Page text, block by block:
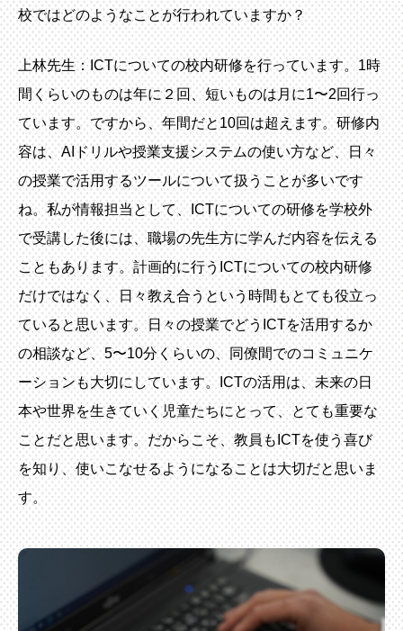
校ではどのようなことが行われていますか？
上林先生：ICTについての校内研修を行っています。1時
間くらいのものは年に２回、短いものは月に1〜2回行っ
ています。ですから、年間だと10回は超えます。研修内
容は、AIドリルや授業支援システムの使い方など、日々
の授業で活用するツールについて扱うことが多いです
ね。私が情報担当として、ICTについての研修を学校外
で受講した後には、職場の先生方に学んだ内容を伝える
こともあります。計画的に行うICTについての校内研修
だけではなく、日々教え合うという時間もとても役立っ
ていると思います。日々の授業でどうICTを活用するか
の相談など、5〜10分くらいの、同僚間でのコミュニケ
ーションも大切にしています。ICTの活用は、未来の日
本や世界を生きていく児童たちにとって、とても重要な
ことだと思います。だからこそ、教員もICTを使う喜び
を知り、使いこなせるようになることは大切だと思いま
す。